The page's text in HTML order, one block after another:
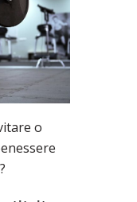
o